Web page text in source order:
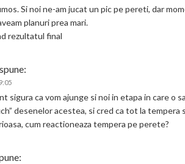
Si noi ne-am jucat un pic pe pereti, dar
planuri prea mari.
rezultatul final
spune:
sigura ca vom ajunge si noi in etapa in care o
desenelor acestea, si cred ca tot la tempera
cum reactioneaza tempera pe perete?